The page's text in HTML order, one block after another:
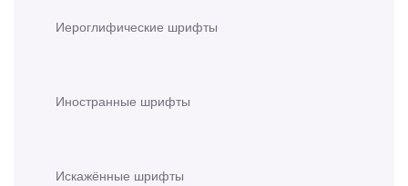
Иероглифические шрифты
Иностранные шрифты
Искажённые шрифты